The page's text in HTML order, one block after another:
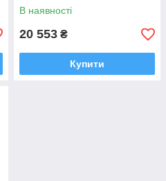
В наявності
20 553 ₴
Купити